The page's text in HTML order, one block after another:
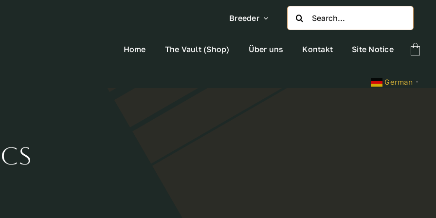
Breeder
Search
for:
Home The Vault (Shop) Über uns Kontakt Site Notice
German ▼